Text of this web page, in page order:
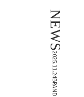
NEWS
2025.11.24
BRAND